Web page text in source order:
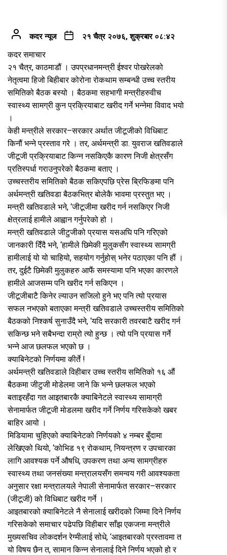
कदर न्यूज २१ चैत्र २०७६, शुक्रबार ०८:४२
कदर समाचार
२१ चैत्र, काठमाडौं । उपप्रधानमन्त्री ईश्वर पोखरेलको
नेतृत्वमा हिजो बिहीबार कोरोना रोकथाम सम्बन्धी उच्च स्तरीय
समितिको बैठक बस्यो । बैठकमा सहभागी मन्त्रीहरुवीच
स्वास्थ्य सामग्री कुन प्रक्रियाबाट खरीद गर्ने भन्नेमा विवाद भयो
।
केही मन्त्रीले सरकार–सरकार अर्थात जीटूजीको विधिबाट
किनौं भन्ने प्रस्ताव गरे । तर, अर्थमन्त्री डा. युवराज खतिवडाले
जीटूजी प्रक्रियाबाट किन्न नसकिएकै कारण निजी क्षेत्रसँग
प्रतिस्पर्धा गराउनुपरेको बैठकमा बताए ।
उच्चस्तरीय समितिको बैठक सकिएपछि प्रेस ब्रिफिङमा पनि
अर्थमन्त्री खतिवडा बैठकभित्र बोलेकै भावमा प्रस्तुत भए ।
मन्त्री खतिवडाले भने, ‘जीटूजीमा खरीद गर्न नसकिएर निजी
क्षेत्रलाई हामीले आह्वान गर्नुपरेको हो ।
मन्त्री खतिवडाले जीटुजीको प्रयास यसअघि पनि गरिएको
जानकारी दिँदै भने, ‘हामीले छिमेकी मुलुकसँग स्वास्थ्य सामग्री
हामीलाई यो यो चाहियो, सहयोग गर्नुहोस् भनेर पठाएका पनि हौं ।
तर, दुईटै छिमेकी मुलुकहरु आफैं समस्यामा पनि भएका कारणले
हामीले आजसम्म पनि खरीद गर्न सकिएन ।
जीटूजीबाटै किनेर ल्याउन सजिलो हुने भए पनि त्यो प्रयास
सफल नभएको बताएका मन्त्री खतिवडाले उच्चस्तरीय समितिको
बैठकको निश्कर्ष सुनाउँदै भने, ‘यदि सरकारी तवरबाटै खरीद गर्न
सकिन्छ भने सबैभन्दा राम्रो त्यो हुन्छ । त्यो पनि प्रयास गर्ने
भन्ने आज छलफल भएको छ ।
क्याबिनेटको निर्णयमा कीर्ते !
अर्थमन्त्री खतिवडाले विहीबार उच्च स्तरीय समितिको १६ औं
बैठकमा जीटुजी मोडेलमा जाने कि भन्ने छलफल भएको
बताइरहँदा गत आइतबारकै क्याबिनेटले स्वास्थ्य सामाग्री
सेनामार्फत जीटूजी मोडलमा खरीद गर्ने निर्णय गरिसकेको खबर
बाहिर आयो ।
मिडियामा चुहिएको क्याबिनेटको निर्णयको ४ नम्बर बुँदामा
लेखिएको थियो, ‘कोभिड १९ रोकथाम, नियन्त्रण र उपचारका
लागि आवश्यक पर्ने औषधि, उपकरण तथा अन्य सामग्रीहरु
स्वास्थ्य तथा जनसंख्या मन्त्रालयसँग समन्वय गरी आवश्यकता
अनुसार रक्षा मन्त्रालयले नेपाली सेनामार्फत सरकार–सरकार
(जीटूजी) को विधिबाट खरीद गर्ने ।
आइतबारको क्याबिनेटले नै सेनालाई खरीदको जिम्मा दिने निर्णय
गरिसकेको समाचार पढेपछि विहीबार साँझ एकजना मन्त्रीले
मुख्यसचिव लोकदर्शन रेग्मीलाई सोधे, ‘आइतबारको प्रस्तावमा त
यो विषय छैन त, सामान किन्न सेनालाई दिने निर्णय भएको हो र